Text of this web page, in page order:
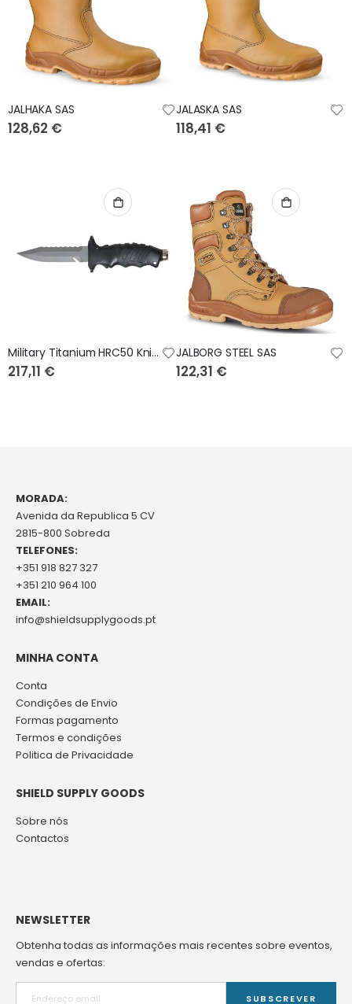
JALHAKA SAS
128,62 €
JALASKA SAS
118,41 €
Military Titanium HRC50 Knife
217,11 €
JALBORG STEEL SAS
122,31 €
MORADA:
Avenida da Republica 5 CV
2815-800 Sobreda
TELEFONES:
+351 918 827 327
+351 210 964 100
EMAIL:
info@shieldsupplygoods.pt
MINHA CONTA
Conta
Condições de Envio
Formas pagamento
Termos e condições
Politica de Privacidade
SHIELD SUPPLY GOODS
Sobre nós
Contactos
NEWSLETTER
Obtenha todas as informações mais recentes sobre eventos,
vendas e ofertas:
SUBSCREVER